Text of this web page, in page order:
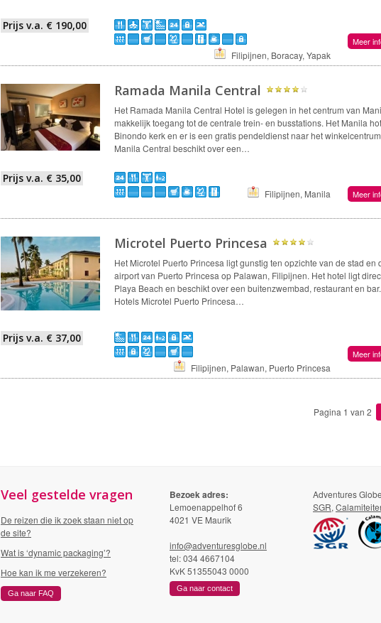
Prijs v.a. € 190,00
Filipijnen, Boracay, Yapak
Meer
Prijs v.a. € 35,00
Ramada Manila Central
Het Ramada Manila Central Hotel is gelegen in het centrum van
makkelijk toegang tot de centrale trein- en busstations. Het Manila
Binondo kerk en er is een gratis pendeldienst naar het
Manila Central beschikt over een…
Filipijnen, Manila Meer
Prijs v.a. € 37,00
Microtel Puerto Princesa
Het Microtel Puerto Princesa ligt gunstig ten opzichte van de stad en
airport van Puerto Princesa op Palawan, Filipijnen. Het hotel ligt
Playa Beach en beschikt over een buitenzwembad, restaurant en
Hotels Microtel Puerto Princesa…
Filipijnen, Palawan, Puerto Princesa
Meer
Pagina 1 van 2
Veel gestelde vragen
De reizen die ik zoek staan niet op
de site?
Wat is ‘dynamic packaging’?
Hoe kan ik me verzekeren?
Ga naar FAQ
Bezoek adres:
Lemoenappelhof 6
4021 VE Maurik
info@adventuresglobe.nl
tel: 034 4667104
KvK 51355043 0000
Ga naar contact
Adventures
SGR,